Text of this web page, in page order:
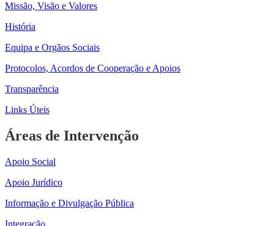
Missão, Visão e Valores
História
Equipa e Orgãos Sociais
Protocolos, Acordos de Cooperação e Apoios
Transparência
Links Úteis
Áreas de Intervenção
Apoio Social
Apoio Jurídico
Informação e Divulgação Pública